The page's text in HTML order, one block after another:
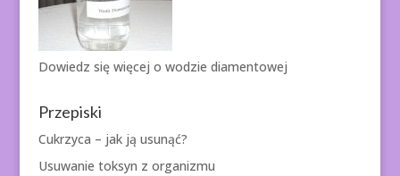
Dowiedz się więcej o wodzie diamentowej
Przepiski
Cukrzyca – jak ją usunąć?
Usuwanie toksyn z organizmu